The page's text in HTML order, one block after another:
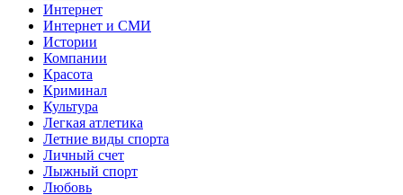
Интернет
Интернет и СМИ
Истории
Компании
Красота
Криминал
Культура
Легкая атлетика
Летние виды спорта
Личный счет
Лыжный спорт
Любовь